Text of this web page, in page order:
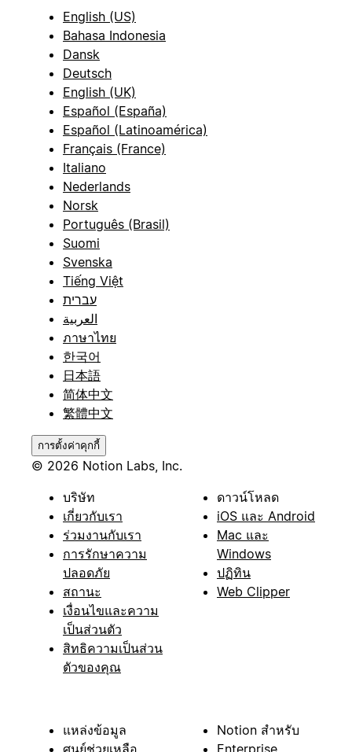
English (US)
Bahasa Indonesia
Dansk
Deutsch
English (UK)
Español (España)
Español (Latinoamérica)
Français (France)
Italiano
Nederlands
Norsk
Português (Brasil)
Suomi
Svenska
Tiếng Việt
עברית
العربية
ภาษาไทย
한국어
日本語
简体中文
繁體中文
การตั้งค่าคุกกี้
© 2026 Notion Labs, Inc.
บริษัท
เกี่ยวกับเรา
ร่วมงานกับเรา
การรักษาความ
ปลอดภัย
สถานะ
เงื่อนไขและความ
เป็นส่วนตัว
สิทธิความเป็นส่วน
ตัวของคุณ
ดาวน์โหลด
iOS และ Android
Mac และ
Windows
ปฏิทิน
Web Clipper
แหล่งข้อมูล
ศูนย์ช่วยเหลือ
Notion สำหรับ
Enterprise